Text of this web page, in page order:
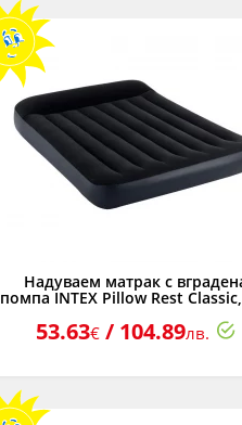
Надуваем матрак с
помпа INTEX Pillow Rest
53.63€ / 104.89лв.